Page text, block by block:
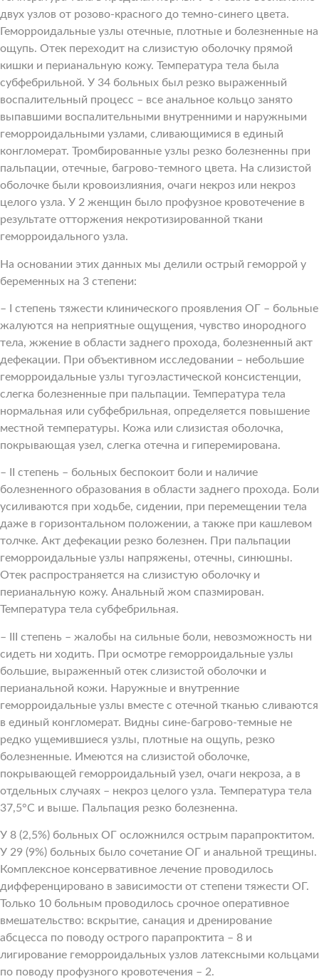
двух узлов от розово-красного до темно-синего цвета.
Геморроидальные узлы отечные, плотные и болезненные на
ощупь. Отек переходит на слизистую оболочку прямой
кишки и перианальную кожу. Температура тела была
субфебрильной. У 34 больных был резко выраженный
воспалительный процесс – все анальное кольцо занято
выпавшими воспалительными внутренними и наружными
геморроидальными узлами, сливающимися в единый
конгломерат. Тромбированные узлы резко болезненны при
пальпации, отечные, багрово-темного цвета. На слизистой
оболочке были кровоизлияния, очаги некроз или некроз
целого узла. У 2 женщин было профузное кровотечение в
результате отторжения некротизированной ткани
геморроидального узла.
На основании этих данных мы делили острый геморрой у
беременных на 3 степени:
– I степень тяжести клинического проявления ОГ – больные
жалуются на неприятные ощущения, чувство инородного
тела, жжение в области заднего прохода, болезненный акт
дефекации. При объективном исследовании – небольшие
геморроидальные узлы тугоэластической консистенции,
слегка болезненные при пальпации. Температура тела
нормальная или субфебрильная, определяется повышение
местной температуры. Кожа или слизистая оболочка,
покрывающая узел, слегка отечна и гиперемирована.
– II степень – больных беспокоит боли и наличие
болезненного образования в области заднего прохода. Боли
усиливаются при ходьбе, сидении, при перемещении тела
даже в горизонтальном положении, а также при кашлевом
толчке. Акт дефекации резко болезнен. При пальпации
геморроидальные узлы напряжены, отечны, синюшны.
Отек распространяется на слизистую оболочку и
перианальную кожу. Анальный жом спазмирован.
Температура тела субфебрильная.
– III степень – жалобы на сильные боли, невозможность ни
сидеть ни ходить. При осмотре геморроидальные узлы
большие, выраженный отек слизистой оболочки и
перианальной кожи. Наружные и внутренние
геморроидальные узлы вместе с отечной тканью сливаются
в единый конгломерат. Видны сине-багрово-темные не
редко ущемившиеся узлы, плотные на ощупь, резко
болезненные. Имеются на слизистой оболочке,
покрывающей геморроидальный узел, очаги некроза, а в
отдельных случаях – некроз целого узла. Температура тела
37,5°С и выше. Пальпация резко болезненна.
У 8 (2,5%) больных ОГ осложнился острым парапроктитом.
У 29 (9%) больных было сочетание ОГ и анальной трещины.
Комплексное консервативное лечение проводилось
дифференцировано в зависимости от степени тяжести ОГ.
Только 10 больным проводилось срочное оперативное
вмешательство: вскрытие, санация и дренирование
абсцесса по поводу острого парапроктита – 8 и
лигирование геморроидальных узлов латексными кольцами
по поводу профузного кровотечения – 2.